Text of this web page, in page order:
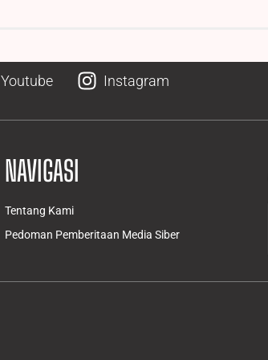
Youtube Instagram
NAVIGASI
Tentang Kami
Pedoman Pemberitaan Media Siber